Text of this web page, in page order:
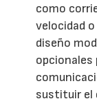
como
velocidad
diseño
opcionales
sustituir el